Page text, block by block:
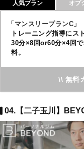
人気プラン オプ
「マンスリープランC」
トレーニング指導にス
30分×8回or60分×4回
料。
\\ 無料
04.【二子玉川】